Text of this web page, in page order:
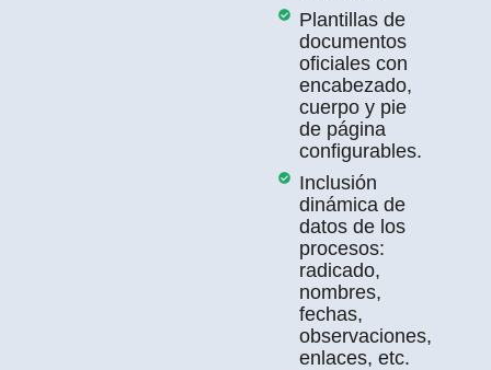
Plantillas de
documentos
oficiales con
encabezado,
cuerpo y pie
de página
configurables.
Inclusión
dinámica de
datos de los
procesos:
radicado,
nombres,
fechas,
observaciones,
enlaces, etc.